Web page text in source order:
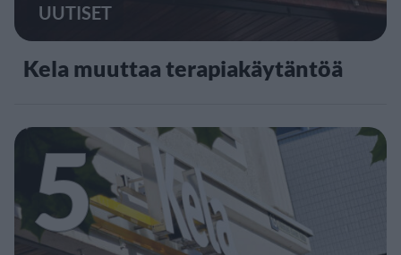
UUTISET
Kela muuttaa terapiakäytäntöä
5